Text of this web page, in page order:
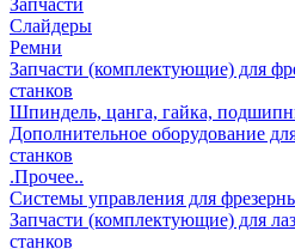
Слайдеры
Ремни
Запчасти (комплектующие) для
станков
Шпиндель, цанга, гайка,
Дополнительное оборудование
станков
.Прочее..
Системы управления для
Запчасти (комплектующие) для
станков